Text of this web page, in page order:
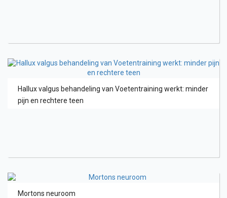
Hallux valgus behandeling van Voetentraining werkt: minder
pijn en rechtere teen
Mortons neuroom